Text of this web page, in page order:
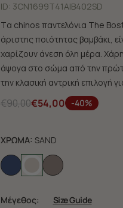
ID: 3CN1699T41A|B402SD
Tα chinos παντελόνια The
άριστης ποιότητας βαμβάκι,
χαρίζουν άνεση όλη μέρα.
άψογα στο σώμα από την
την κλασική αντρική επιλογή
€90,00€54,00 -40%
ΧΡΩΜΑ: SAND
Μέγεθος: Size Guide